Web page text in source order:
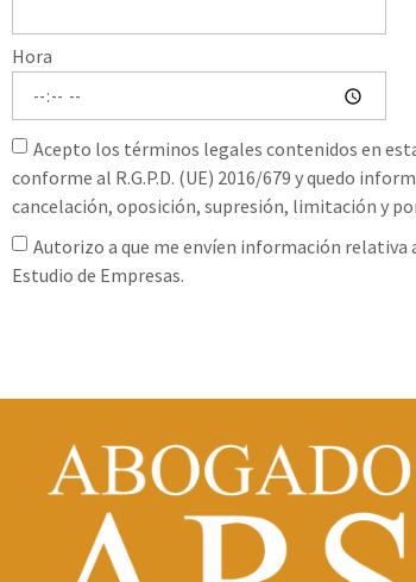
Hora
Acepto los términos legales contenidos en
conforme al R.G.P.D. (UE) 2016/679 y quedo
cancelación, oposición, supresión, limitación y
Autorizo a que me envíen información relativa
Estudio de Empresas.